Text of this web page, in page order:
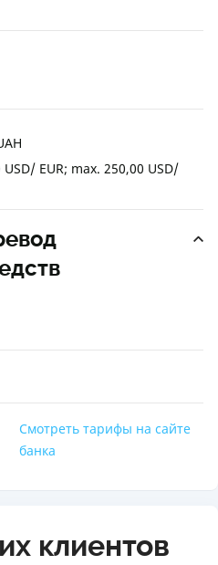
EUR; max. 250,00 USD/
Смотреть тарифы на сайте
банка
клиентов